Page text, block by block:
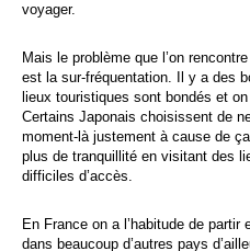
voyager.
Mais le problème que l’on
est la sur-fréquentation. Il y a des
lieux touristiques sont bondés et
Certains Japonais choisissent de
moment-là justement à cause de
plus de tranquillité en visitant des
difficiles d’accès.
En France on a l’habitude de
dans beaucoup d’autres pays